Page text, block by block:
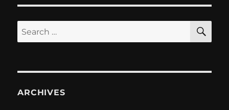
Search
for:
ARCHIVES